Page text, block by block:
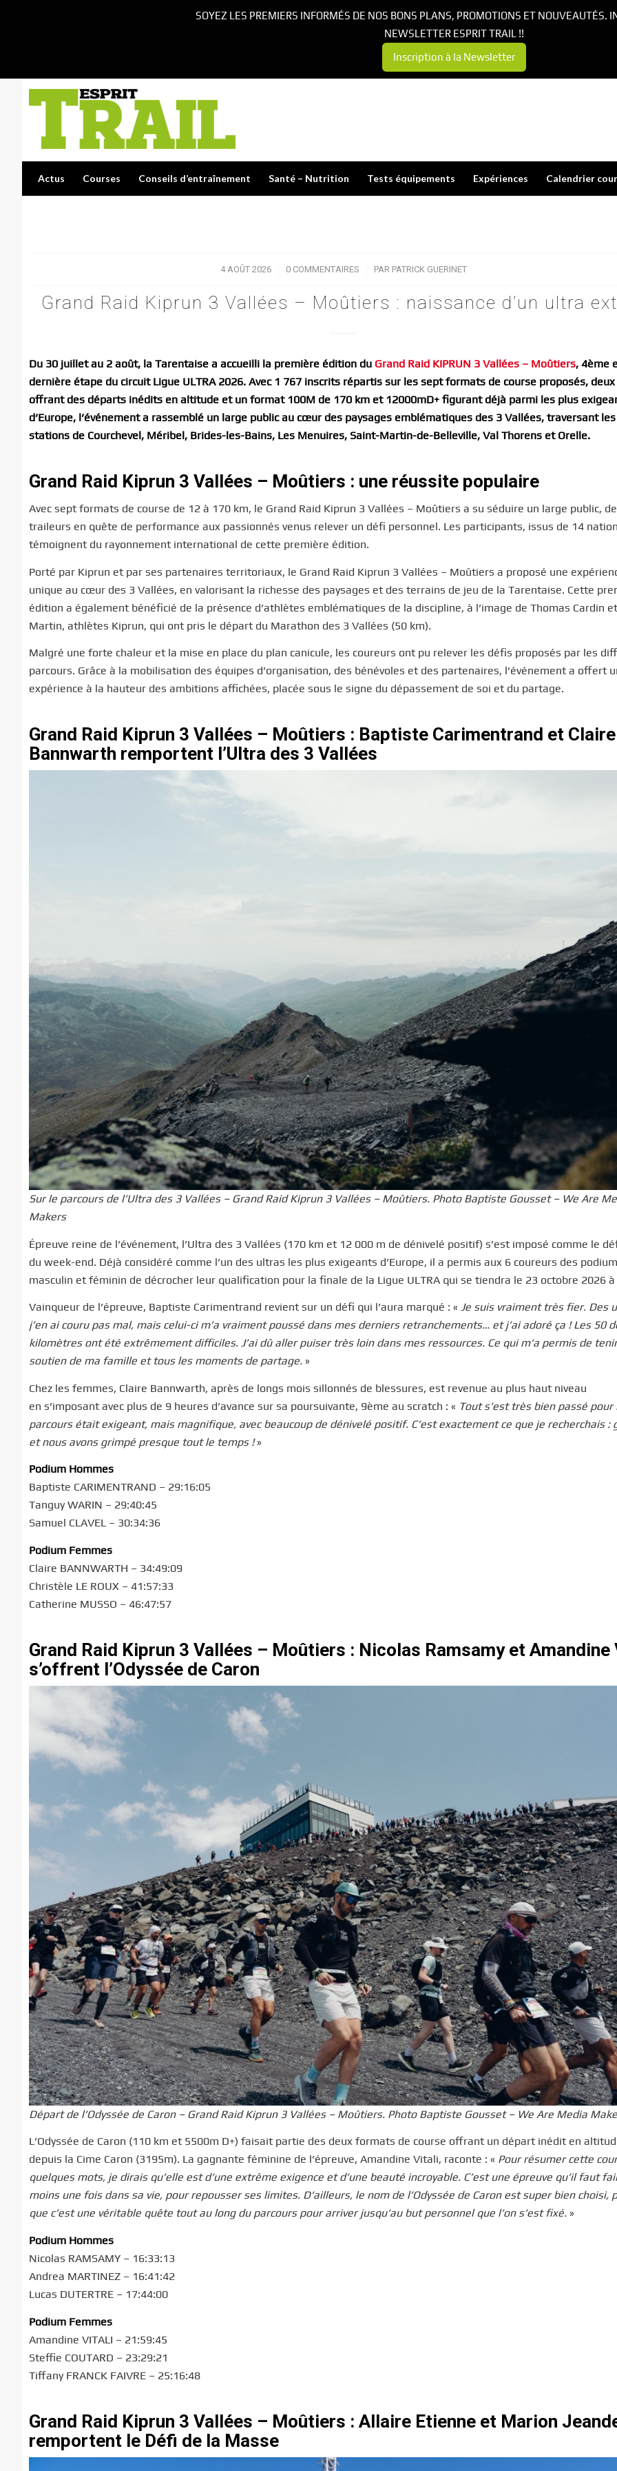
Actus Courses Conseils d’entraînement Santé – Nutrition Tests équipements Expériences Calendrier
4 AOÛT 2026
/ 0 COMMENTAIRES
/ PAR PATRICK GUERINET
Grand Raid Kiprun 3 Vallées – Moûtiers : naissance d’un ultra
Du 30 juillet au 2 août, la Tarentaise a accueilli la première édition du Grand Raid KIPRUN 3 Vallées – Moûtiers, 4ème
dernière étape du circuit Ligue ULTRA 2026. Avec 1 767 inscrits répartis sur les sept formats de course proposés,
offrant des départs inédits en altitude et un format 100M de 170 km et 12000mD+ figurant déjà parmi les plus
d’Europe, l’événement a rassemblé un large public au cœur des paysages emblématiques des 3 Vallées, traversant les
stations de Courchevel, Méribel, Brides-les-Bains, Les Menuires, Saint-Martin-de-Belleville, Val Thorens et Orelle.
Grand Raid Kiprun 3 Vallées – Moûtiers : une réussite populaire
Avec sept formats de course de 12 à 170 km, le Grand Raid Kiprun 3 Vallées – Moûtiers a su séduire un large public,
traileurs en quête de performance aux passionnés venus relever un défi personnel. Les participants, issus de 14
témoignent du rayonnement international de cette première édition.
Porté par Kiprun et par ses partenaires territoriaux, le Grand Raid Kiprun 3 Vallées – Moûtiers a proposé une
unique au cœur des 3 Vallées, en valorisant la richesse des paysages et des terrains de jeu de la Tarentaise. Cette
édition a également bénéficié de la présence d’athlètes emblématiques de la discipline, à l’image de Thomas Cardin
Martin, athlètes Kiprun, qui ont pris le départ du Marathon des 3 Vallées (50 km).
Malgré une forte chaleur et la mise en place du plan canicule, les coureurs ont pu relever les défis proposés par les
parcours. Grâce à la mobilisation des équipes d’organisation, des bénévoles et des partenaires, l’événement a offert
expérience à la hauteur des ambitions affichées, placée sous le signe du dépassement de soi et du partage.
Grand Raid Kiprun 3 Vallées – Moûtiers : Baptiste Carimentrand et Claire
Bannwarth remportent l’Ultra des 3 Vallées
Sur le parcours de l’Ultra des 3 Vallées – Grand Raid Kiprun 3 Vallées – Moûtiers. Photo Baptiste Gousset – We Are
Makers
Épreuve reine de l’événement, l’Ultra des 3 Vallées (170 km et 12 000 m de dénivelé positif) s’est imposé comme le
du week-end. Déjà considéré comme l’un des ultras les plus exigeants d’Europe, il a permis aux 6 coureurs des
masculin et féminin de décrocher leur qualification pour la finale de la Ligue ULTRA qui se tiendra le 23 octobre 2026
Vainqueur de l’épreuve, Baptiste Carimentrand revient sur un défi qui l’aura marqué : « Je suis vraiment très fier. Des
j’en ai couru pas mal, mais celui-ci m’a vraiment poussé dans mes derniers retranchements… et j’ai adoré ça ! Les 50
kilomètres ont été extrêmement difficiles. J’ai dû aller puiser très loin dans mes ressources. Ce qui m’a permis de
soutien de ma famille et tous les moments de partage. »
Chez les femmes, Claire Bannwarth, après de longs mois sillonnés de blessures, est revenue au plus haut niveau
en s’imposant avec plus de 9 heures d’avance sur sa poursuivante, 9ème au scratch : « Tout s’est très bien passé pour
parcours était exigeant, mais magnifique, avec beaucoup de dénivelé positif. C’est exactement ce que je recherchais :
et nous avons grimpé presque tout le temps !»
Podium Hommes
Baptiste CARIMENTRAND – 29:16:05
Tanguy WARIN – 29:40:45
Samuel CLAVEL – 30:34:36
Podium Femmes
Claire BANNWARTH – 34:49:09
Christèle LE ROUX – 41:57:33
Catherine MUSSO – 46:47:57
Grand Raid Kiprun 3 Vallées – Moûtiers : Nicolas Ramsamy et
s’offrent l’Odyssée de Caron
Départ de l’Odyssée de Caron – Grand Raid Kiprun 3 Vallées – Moûtiers. Photo Baptiste Gousset – We Are Media
L’Odyssée de Caron (110 km et 5500m D+) faisait partie des deux formats de course offrant un départ inédit en
depuis la Cime Caron (3195m). La gagnante féminine de l’épreuve, Amandine Vitali, raconte : « Pour résumer cette
quelques mots, je dirais qu’elle est d’une extrême exigence et d’une beauté incroyable. C’est une épreuve qu’il faut
moins une fois dans sa vie, pour repousser ses limites. D’ailleurs, le nom de l’Odyssée de Caron est super bien choisi,
que c’est une véritable quête tout au long du parcours pour arriver jusqu’au but personnel que l’on s’est fixé. »
Podium Hommes
Nicolas RAMSAMY – 16:33:13
Andrea MARTINEZ – 16:41:42
Lucas DUTERTRE – 17:44:00
Podium Femmes
Amandine VITALI – 21:59:45
Steffie COUTARD – 23:29:21
Tiffany FRANCK FAIVRE – 25:16:48
Grand Raid Kiprun 3 Vallées – Moûtiers : Allaire Etienne et Marion
remportent le Défi de la Masse
SOYEZ LES PREMIERS INFORMÉS DE NOS BONS PLANS, PROMOTIONS ET NOUVEAUTÉS.
NEWSLETTER ESPRIT TRAIL !!
Inscription à la Newsletter